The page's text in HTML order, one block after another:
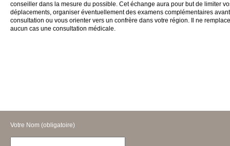
conseiller dans la mesure du possible. Cet échange aura pour but de limiter
déplacements, organiser éventuellement des examens complémentaires
consultation ou vous orienter vers un confrère dans votre région. Il ne
aucun cas une consultation médicale.
Votre Nom (obligatoire)